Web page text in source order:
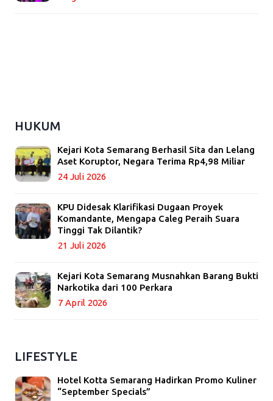
HUKUM
Kejari Kota Semarang Berhasil Sita dan Lelang
Aset Koruptor, Negara Terima Rp4,98 Miliar
24 Juli 2026
KPU Didesak Klarifikasi Dugaan Proyek
Komandante, Mengapa Caleg Peraih Suara
Tinggi Tak Dilantik?
21 Juli 2026
Kejari Kota Semarang Musnahkan Barang Bukti
Narkotika dari 100 Perkara
7 April 2026
LIFESTYLE
Hotel Kotta Semarang Hadirkan Promo Kuliner
“September Specials”